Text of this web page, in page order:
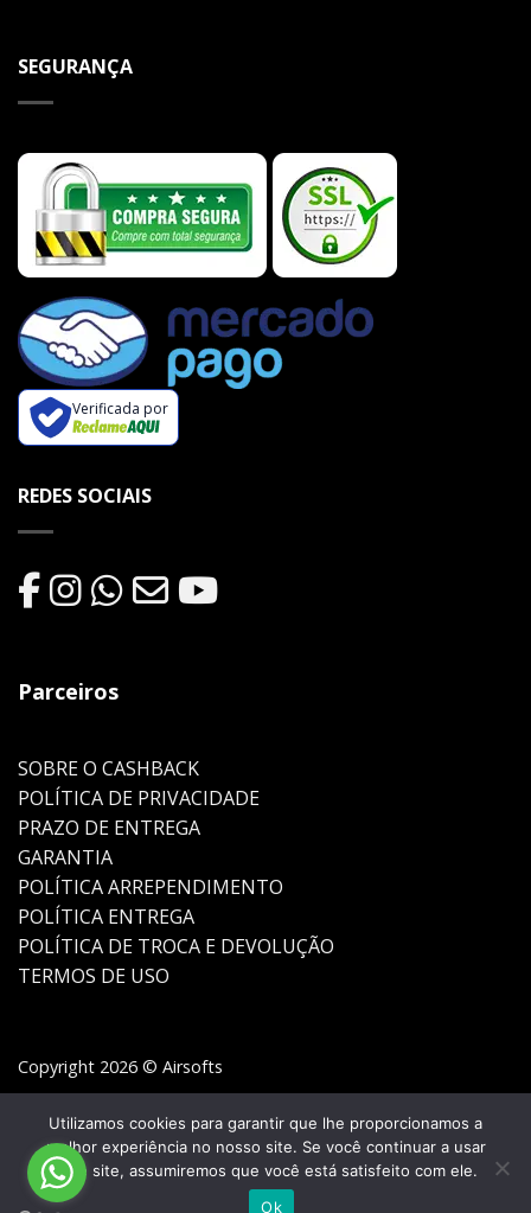
SEGURANÇA
Verificada por
REDES SOCIAIS
Parceiros
SOBRE O CASHBACK
POLÍTICA DE PRIVACIDADE
PRAZO DE ENTREGA
GARANTIA
POLÍTICA ARREPENDIMENTO
POLÍTICA ENTREGA
POLÍTICA DE TROCA E DEVOLUÇÃO
TERMOS DE USO
Copyright 2026 © Airsofts
Utilizamos cookies para garantir que lhe proporcionamos a
melhor experiência no nosso site. Se você continuar a usar
este site, assumiremos que você está satisfeito com ele.
Ok